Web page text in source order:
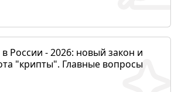
России - 2026: новый закон и
"крипты". Главные вопросы